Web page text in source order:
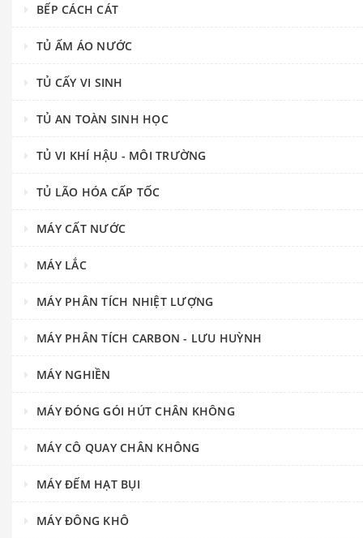
BẾP CÁCH CÁT
TỦ ẤM ÁO NƯỚC
TỦ CẤY VI SINH
TỦ AN TOÀN SINH HỌC
TỦ VI KHÍ HẬU - MÔI TRƯỜNG
TỦ LÃO HÓA CẤP TỐC
MÁY CẤT NƯỚC
MÁY LẮC
MÁY PHÂN TÍCH NHIỆT LƯỢNG
MÁY PHÂN TÍCH CARBON - LƯU HUỲNH
MÁY NGHIỀN
MÁY ĐÓNG GÓI HÚT CHÂN KHÔNG
MÁY CÔ QUAY CHÂN KHÔNG
MÁY ĐẾM HẠT BỤI
MÁY ĐÔNG KHÔ